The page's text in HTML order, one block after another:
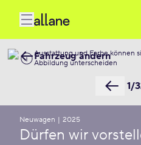
Ausstattung und Farbe können
Abbildung unterscheiden
1/
Fahrzeug ändern
Neuwagen | 2025
Dürfen wir